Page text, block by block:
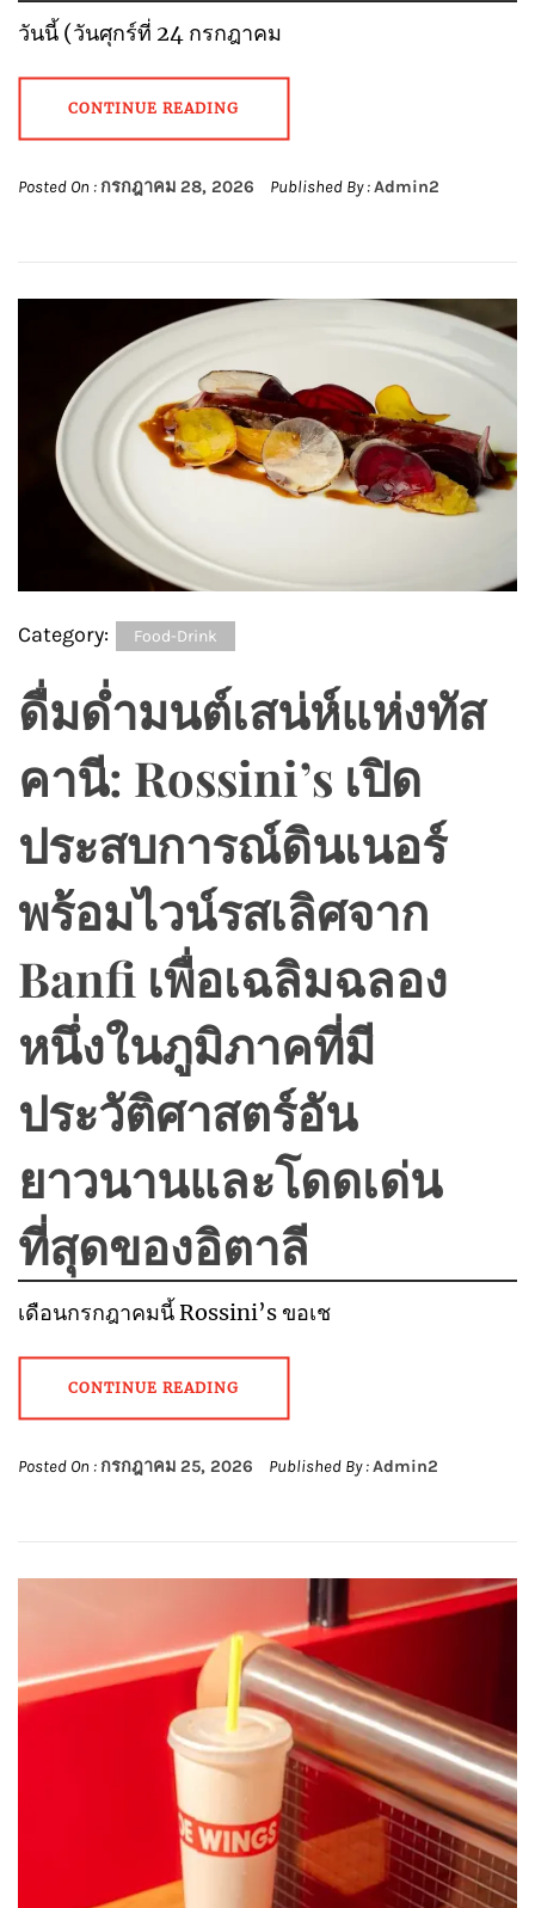
วันนี้ (วันศุกร์ที่ 24 กรกฎาคม
CONTINUE READING
Posted On : กรกฎาคม 28, 2026 Published By :Admin2
Category: Food-Drink
ดื่มด่ำมนต์เสน่ห์แห่งทัส
คานี: Rossini’s เปิด
ประสบการณ์ดินเนอร์
พร้อมไวน์รสเลิศจาก
Banfi เพื่อเฉลิมฉลอง
หนึ่งในภูมิภาคที่มี
ประวัติศาสตร์อัน
ยาวนานและโดดเด่น
ที่สุดของอิตาลี
เดือนกรกฎาคมนี้ Rossini’s ขอเช
CONTINUE READING
Posted On : กรกฎาคม 25, 2026 Published By :Admin2